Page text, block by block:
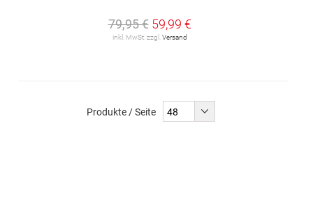
79,95 € 59,99 €
inkl. MwSt. zzgl. Versand
Produkte / Seite